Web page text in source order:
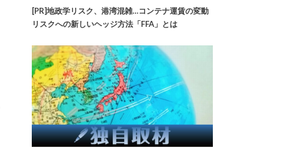
[PR]地政学リスク、港湾混雑…コンテナ運賃の変動
リスクへの新しいヘッジ方法「FFA」とは